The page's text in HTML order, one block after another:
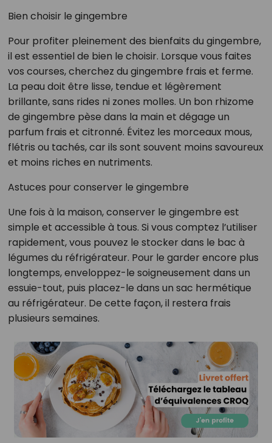
Bien choisir le gingembre
Pour profiter pleinement des bienfaits du gingembre,
il est essentiel de bien le choisir. Lorsque vous faites
vos courses, cherchez du gingembre frais et ferme.
La peau doit être lisse, tendue et légèrement
brillante, sans rides ni zones molles. Un bon rhizome
de gingembre pèse dans la main et dégage un
parfum frais et citronné. Évitez les morceaux mous,
flétris ou tachés, car ils sont souvent moins savoureux
et moins riches en nutriments.
Astuces pour conserver le gingembre
Une fois à la maison, conserver le gingembre est
simple et accessible à tous. Si vous comptez l’utiliser
rapidement, vous pouvez le stocker dans le bac à
légumes du réfrigérateur. Pour le garder encore plus
longtemps, enveloppez-le soigneusement dans un
essuie-tout, puis placez-le dans un sac hermétique
au réfrigérateur. De cette façon, il restera frais
plusieurs semaines.